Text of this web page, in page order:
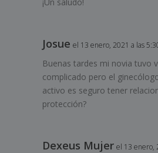
Josue el 13 enero, 2021 a las
Buenas tardes mi novia tuvo
complicado pero el
activo es seguro tener
protección?
Dexeus Mujer el 13 enero,